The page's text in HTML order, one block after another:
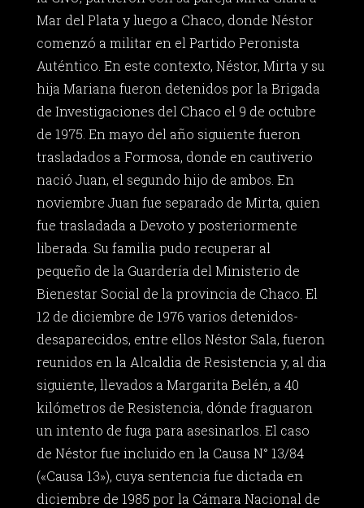
Mar del Plata y luego a Chaco, donde Néstor
comenzó a militar en el Partido Peronista
Auténtico. En este contexto, Néstor, Mirta y su
hija Mariana fueron detenidos por la Brigada
de Investigaciones del Chaco el 9 de octubre
de 1975. En mayo del año siguiente fueron
trasladados a Formosa, donde en cautiverio
nació Juan, el segundo hijo de ambos. En
noviembre Juan fue separado de Mirta, quien
fue trasladada a Devoto y posteriormente
liberada. Su familia pudo recuperar al
pequeño de la Guardería del Ministerio de
Bienestar Social de la provincia de Chaco. El
12 de diciembre de 1976 varios detenidos-
desaparecidos, entre ellos Néstor Sala, fueron
reunidos en la Alcaldia de Resistencia y, al dia
siguiente, llevados a Margarita Belén, a 40
kilómetros de Resistencia, dónde fraguaron
un intento de fuga para asesinarlos. El caso
de Néstor fue incluido en la Causa N° 13/84
(«Causa 13»), cuya sentencia fue dictada en
diciembre de 1985 por la Cámara Nacional de